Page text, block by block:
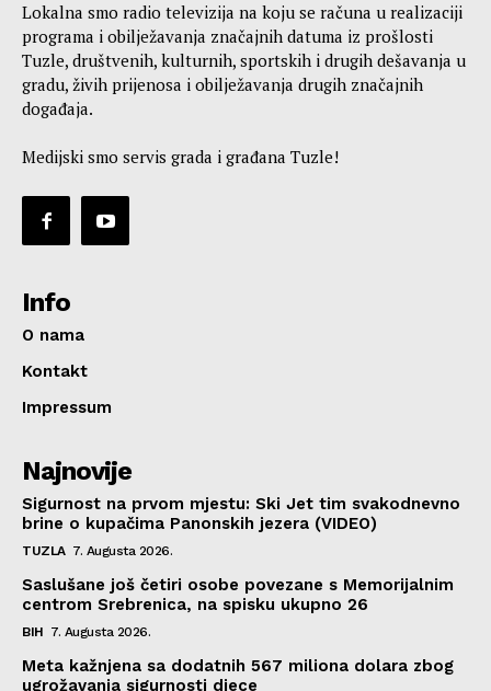
Lokalna smo radio televizija na koju se računa u realizaciji
programa i obilježavanja značajnih datuma iz prošlosti
Tuzle, društvenih, kulturnih, sportskih i drugih dešavanja u
gradu, živih prijenosa i obilježavanja drugih značajnih
događaja.
Medijski smo servis grada i građana Tuzle!
Info
O nama
Kontakt
Impressum
Najnovije
Sigurnost na prvom mjestu: Ski Jet tim svakodnevno
brine o kupačima Panonskih jezera (VIDEO)
TUZLA 7. Augusta 2026.
Saslušane još četiri osobe povezane s Memorijalnim
centrom Srebrenica, na spisku ukupno 26
BIH 7. Augusta 2026.
Meta kažnjena sa dodatnih 567 miliona dolara zbog
ugrožavanja sigurnosti djece